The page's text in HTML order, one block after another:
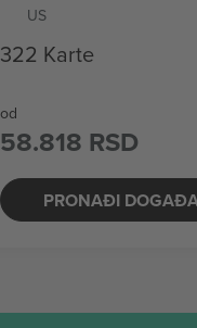
US
322 Karte
od
58.818 RSD
PRONAĐI